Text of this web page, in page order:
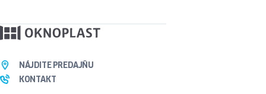
NÁJDITE PREDAJŇU
KONTAKT